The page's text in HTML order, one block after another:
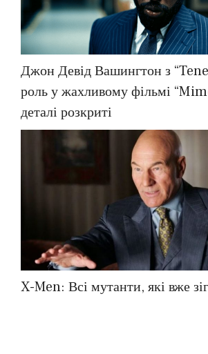
Джон Девід Вашингтон з
роль у жахливому фільмі
деталі розкриті
X-Men: Всі мутанти, які вже